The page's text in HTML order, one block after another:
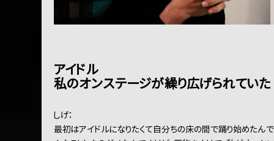
アイドル
私のオンステージが繰り広げられていた
しげ：
最初はアイドルになりたくて自分ちの床の間で踊り始めたん